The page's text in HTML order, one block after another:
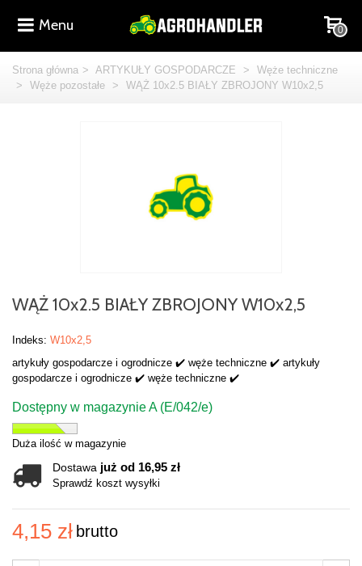
Menu 0
Strona główna > ARTYKUŁY GOSPODARCZE >
Węże techniczne
>
Węże pozostałe > WĄŻ 10x2.5 BIAŁY ZBROJONY W10x2,5
WĄŻ 10x2.5 BIAŁY ZBROJONY W10x2,5
Indeks: W10x2,5
artykuły gospodarcze i ogrodnicze ✔️ węże techniczne ✔️ artykuły
gospodarcze i ogrodnicze ✔️ węże techniczne ✔️
Dostępny w magazynie A (E/042/e)
Duża ilość w magazynie
Dostawa już od 16,95 zł
Sprawdź koszt wysyłki
4,15 zł brutto